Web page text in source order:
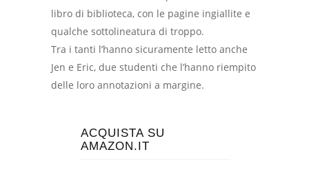
libro di biblioteca, con le pagine ingiallite e
qualche sottolineatura di troppo.
Tra i tanti l’hanno sicuramente letto anche
Jen e Eric, due studenti che l’hanno riempito
delle loro annotazioni a margine.
ACQUISTA SU
AMAZON.IT